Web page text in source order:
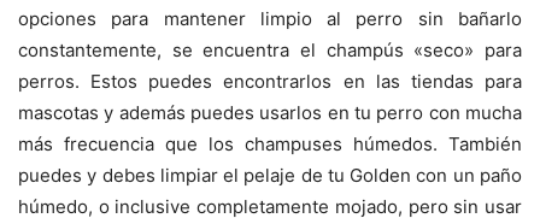
opciones para mantener limpio al perro sin bañarlo
constantemente, se encuentra el champús «seco» para
perros. Estos puedes encontrarlos en las tiendas para
mascotas y además puedes usarlos en tu perro con mucha
más frecuencia que los champuses húmedos. También
puedes y debes limpiar el pelaje de tu Golden con un paño
húmedo, o inclusive completamente mojado, pero sin usar